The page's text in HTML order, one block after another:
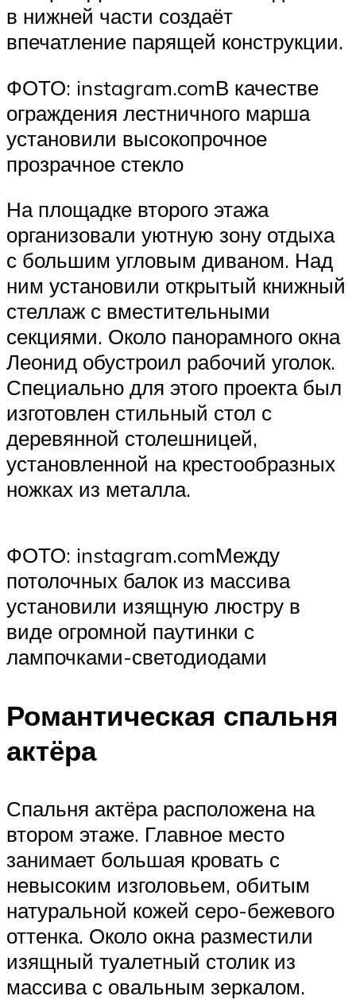
в нижней части создаёт
впечатление парящей конструкции.
ФОТО: instagram.comВ качестве
ограждения лестничного марша
установили высокопрочное
прозрачное стекло
На площадке второго этажа
организовали уютную зону отдыха
с большим угловым диваном. Над
ним установили открытый книжный
стеллаж с вместительными
секциями. Около панорамного окна
Леонид обустроил рабочий уголок.
Специально для этого проекта был
изготовлен стильный стол с
деревянной столешницей,
установленной на крестообразных
ножках из металла.
ФОТО: instagram.comМежду
потолочных балок из массива
установили изящную люстру в
виде огромной паутинки с
лампочками-светодиодами
Романтическая спальня
актёра
Спальня актёра расположена на
втором этаже. Главное место
занимает большая кровать с
невысоким изголовьем, обитым
натуральной кожей серо-бежевого
оттенка. Около окна разместили
изящный туалетный столик из
массива с овальным зеркалом.